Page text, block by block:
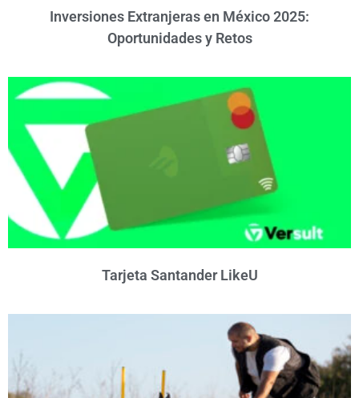
Inversiones Extranjeras en México 2025:
Oportunidades y Retos
Tarjeta Santander LikeU